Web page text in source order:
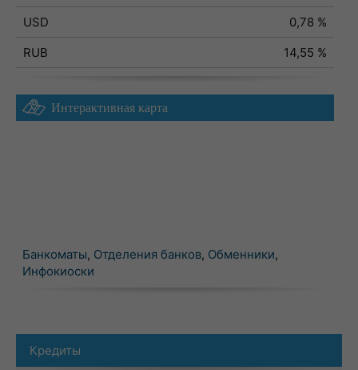
USD
0,78 %
RUB
14,55 %
Интерактивная карта
Банкоматы, Отделения банков, Обменники,
Инфокиоски
Кредиты